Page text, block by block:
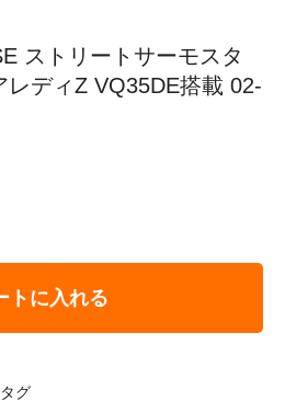
ストリートサーモスタ
レディZ VQ35DE搭載 02-
トに入れる
グ